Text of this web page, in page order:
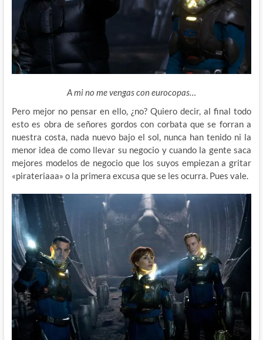
A mi no me vengas con eurocopas…
Pero mejor no pensar en ello, ¿no? Quiero decir, al final todo
esto es obra de señores gordos con corbata que se forran a
nuestra costa, nada nuevo bajo el sol, nunca han tenido ni la
menor idea de como llevar su negocio y cuando la gente saca
mejores modelos de negocio que los suyos empiezan a gritar
«pirateriaaa» o la primera excusa que se les ocurra. Pues vale.